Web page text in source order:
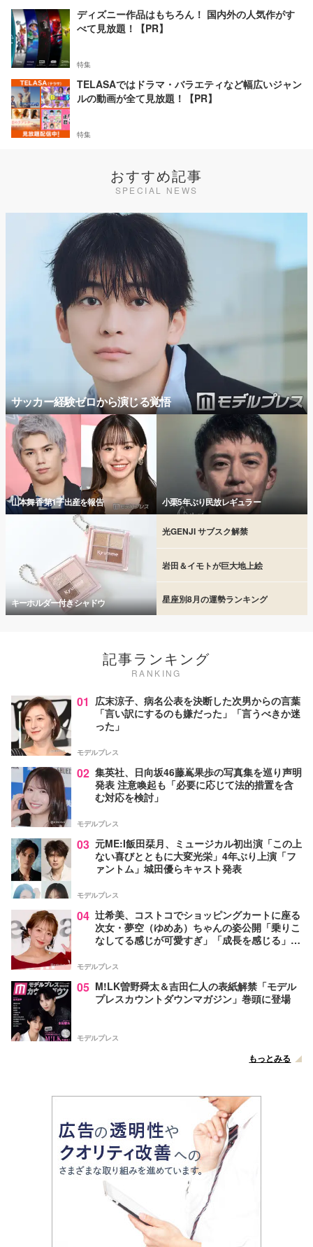
ディズニー作品はもちろん！ 国内外の人気作がす
べて見放題！【PR】
特集
TELASAではドラマ・バラエティなど幅広いジャン
ルの動画が全て見放題！【PR】
特集
おすすめ記事
SPECIAL NEWS
サッカー経験ゼロから演じる覚悟
山本舞香 第1子出産を報告 小栗5年ぶり民放レギュラー
キーホルダー付きシャドウ
光GENJI サブスク解禁
岩田＆イモトが巨大地上絵
星座別8月の運勢ランキング
記事ランキング
RANKING
01 広末涼子、病名公表を決断した次男からの言葉
「言い訳にするのも嫌だった」「言うべきか迷
った」
モデルプレス
02 集英社、日向坂46藤嶌果歩の写真集を巡り声明
発表 注意喚起も「必要に応じて法的措置を含
む対応を検討」
モデルプレス
03 元ME:I飯田栞月、ミュージカル初出演「この上
ない喜びとともに大変光栄」4年ぶり上演「フ
ァントム」城田優らキャスト発表
モデルプレス
04 辻希美、コストコでショッピングカートに座る
次女・夢空（ゆめあ）ちゃんの姿公開「乗りこ
なしてる感じが可愛すぎ」「成長を感じる」の
モデルプレス
05 M!LK曽野舜太＆吉田仁人の表紙解禁「モデル
プレスカウントダウンマガジン」巻頭に登場
モデルプレス
もっとみる